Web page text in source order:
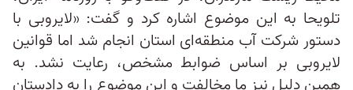
تلویحا به این موضوع اشاره کرد و گفت: «لایروبی با
دستور شرکت آب منطقه‌ای استان انجام شد اما قوانین
لایروبی بر اساس ضوابط مشخص، رعایت نشد. به